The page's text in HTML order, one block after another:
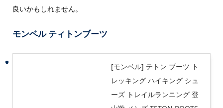
良いかもしれません。
モンベル ティトンブーツ
[モンベル] テトン ブーツ ト
レッキング ハイキング シュ
ーズ トレイルランニング 登